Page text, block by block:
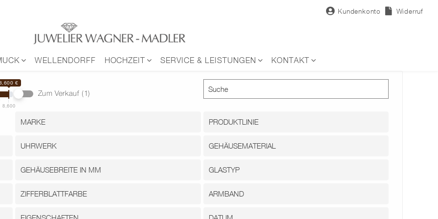
Kundenkonto Widerruf
WELLENDORFF HOCHZEIT SERVICE & LEISTUNGEN KONTAKT
€
8,600
Zum Verkauf (1)